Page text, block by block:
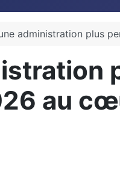
administration plus
au